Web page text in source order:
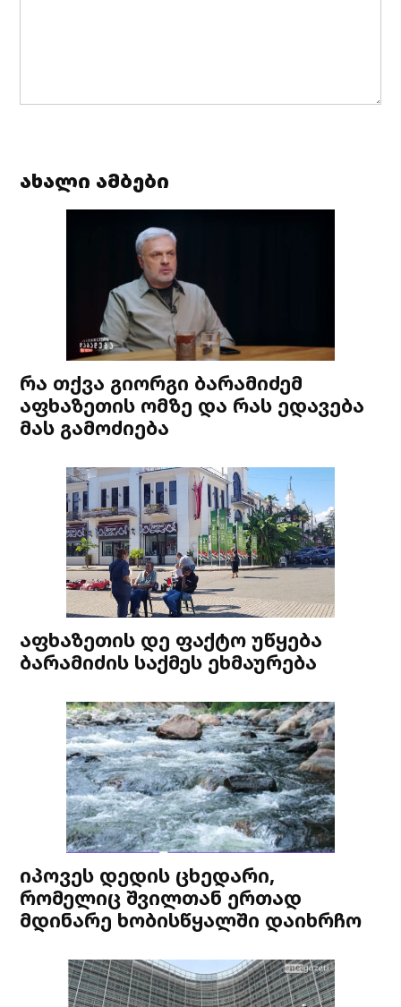
ახალი ამბები
რა თქვა გიორგი ბარამიძემ
აფხაზეთის ომზე და რას ედავება
მას გამოძიება
აფხაზეთის დე ფაქტო უწყება
ბარამიძის საქმეს ეხმაურება
იპოვეს დედის ცხედარი,
რომელიც შვილთან ერთად
მდინარე ხობისწყალში დაიხრჩო